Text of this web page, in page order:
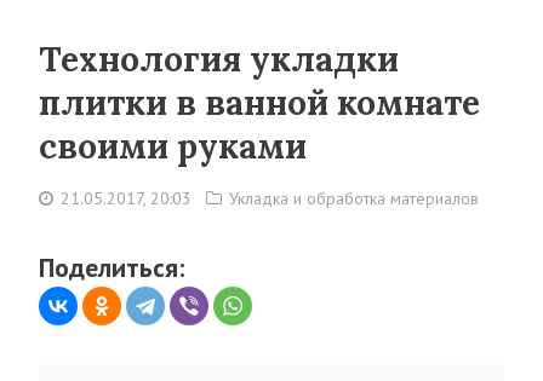
Технология укладки
плитки в ванной комнате
своими руками
21.05.2017, 20:03 Укладка и обработка материалов
Поделиться: